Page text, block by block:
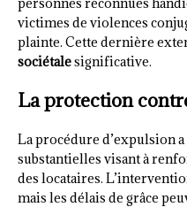
victimes de violences
plainte. Cette dernière
sociétalesignificative.
La protection
La procédure d’expulsion
substantielles visant à
des locataires.
mais les délais de grâce